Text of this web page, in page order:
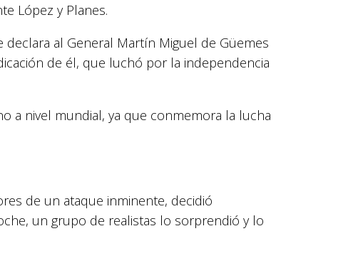
López y Planes.
declara al General Martín Miguel de Güemes
de él, que luchó por la independencia
a nivel mundial, ya que conmemora la lucha
de un ataque inminente, decidió
un grupo de realistas lo sorprendió y lo